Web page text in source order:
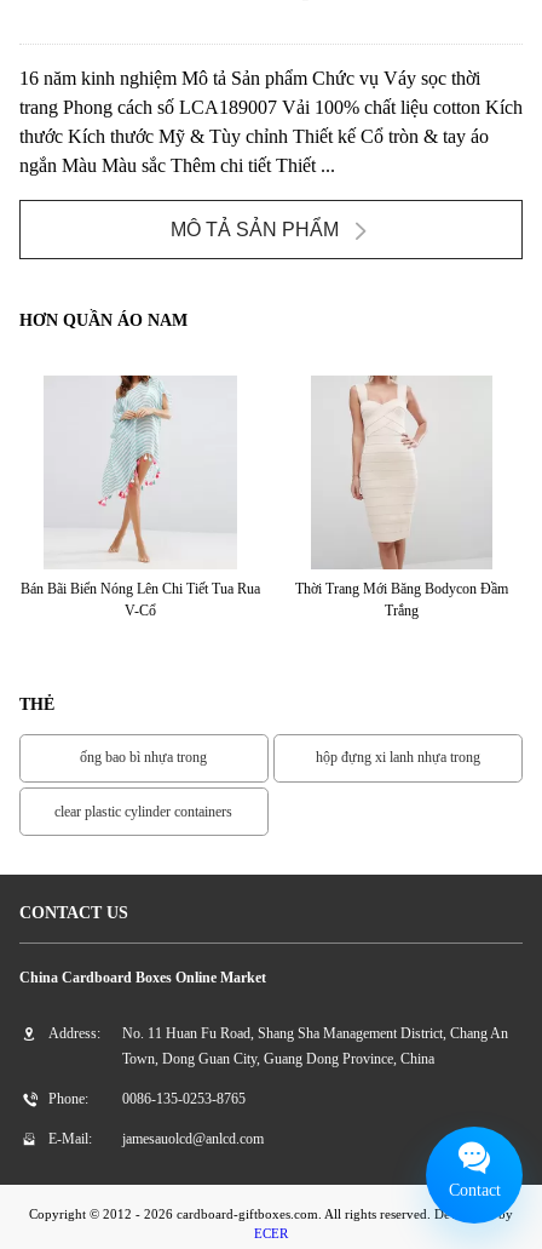
16 năm kinh nghiệm Mô tả Sản phẩm Chức vụ Váy sọc thời
trang Phong cách số LCA189007 Vải 100% chất liệu cotton Kích
thước Kích thước Mỹ & Tùy chỉnh Thiết kế Cổ tròn & tay áo
ngắn Màu Màu sắc Thêm chi tiết Thiết ...
MÔ TẢ SẢN PHẨM
HƠN QUẦN ÁO NAM
Bán Bãi Biển Nóng Lên Chi Tiết Tua Rua
V-Cổ
Thời Trang Mới Băng Bodycon Đầm
Trắng
THẺ
ống bao bì nhựa trong hộp đựng xi lanh nhựa trong
clear plastic cylinder containers
CONTACT US
China Cardboard Boxes Online Market
Address:
No. 11 Huan Fu Road, Shang Sha Management District, Chang An
Town, Dong Guan City, Guang Dong Province, China
Phone: 0086-135-0253-8765
E-Mail: jamesauolcd@anlcd.com
Copyright © 2012 - 2026 cardboard-giftboxes.com. All rights reserved. Developed by
ECER
Contact